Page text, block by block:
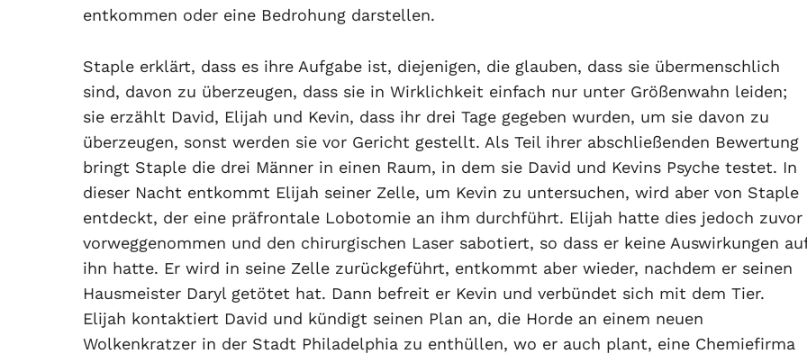
entkommen oder eine Bedrohung darstellen.
Staple erklärt, dass es ihre Aufgabe ist, diejenigen, die glauben, dass sie übermenschlich
sind, davon zu überzeugen, dass sie in Wirklichkeit einfach nur unter Größenwahn leiden;
sie erzählt David, Elijah und Kevin, dass ihr drei Tage gegeben wurden, um sie davon zu
überzeugen, sonst werden sie vor Gericht gestellt. Als Teil ihrer abschließenden Bewertung
bringt Staple die drei Männer in einen Raum, in dem sie David und Kevins Psyche testet. In
dieser Nacht entkommt Elijah seiner Zelle, um Kevin zu untersuchen, wird aber von Staple
entdeckt, der eine präfrontale Lobotomie an ihm durchführt. Elijah hatte dies jedoch zuvor
vorweggenommen und den chirurgischen Laser sabotiert, so dass er keine Auswirkungen
ihn hatte. Er wird in seine Zelle zurückgeführt, entkommt aber wieder, nachdem er seinen
Hausmeister Daryl getötet hat. Dann befreit er Kevin und verbündet sich mit dem Tier.
Elijah kontaktiert David und kündigt seinen Plan an, die Horde an einem neuen
Wolkenkratzer in der Stadt Philadelphia zu enthüllen, wo er auch plant, eine Chemiefirma